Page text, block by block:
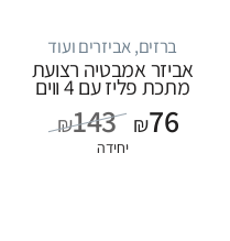
ברזים, אביזרים ועוד
אביזר אמבטיה רצועת
מתכת פליז עם 4 ווים
₪143 ₪76
יחידה